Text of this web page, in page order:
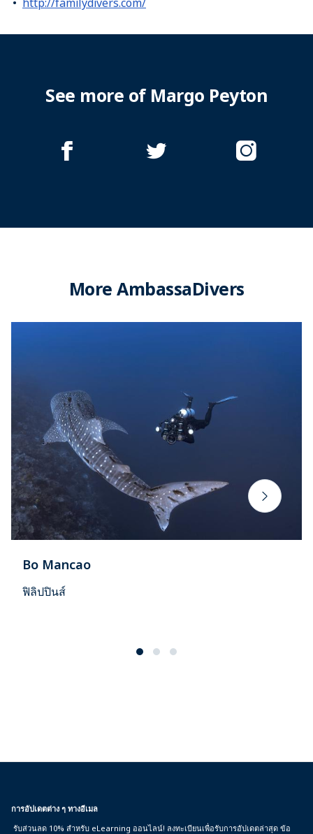
See more of Margo Peyton
More AmbassaDivers
Bo Mancao
ฟิลิปปินส์
การอัปเดตต่าง ๆ ทางอีเมล
รับส่วนลด 10% สำหรับ eLearning ออนไลน์! ลงทะเบียนเพื่อรับการอัปเดตล่าสุด ข้อ